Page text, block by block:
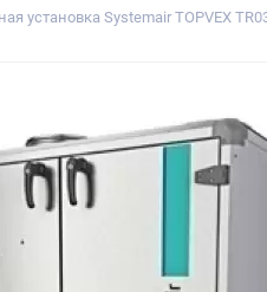
установка Systemair TOPVEX